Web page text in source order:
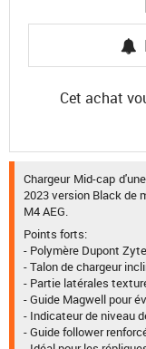
Cet achat
Chargeur Mid-cap
2023 version Black de
M4 AEG.
Points forts:
- Polymère Dupont
- Talon de chargeur
- Partie latérales
- Guide Magwell pour
- Indicateur de niveau
- Guide follower